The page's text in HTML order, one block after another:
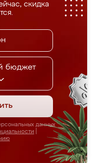
скидка
бюджет
данных